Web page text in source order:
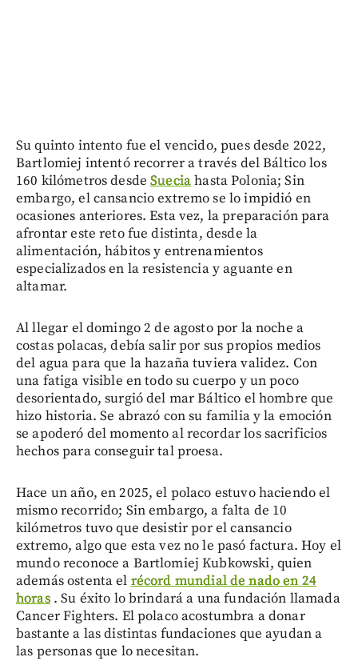
Su quinto intento fue el vencido, pues desde 2022,
Bartlomiej intentó recorrer a través del Báltico los
160 kilómetros desdeSueciahasta Polonia; Sin
embargo, el cansancio extremo se lo impidió en
ocasiones anteriores. Esta vez, la preparación para
afrontar este reto fue distinta, desde la
alimentación, hábitos y entrenamientos
especializados en la resistencia y aguante en
altamar.
Al llegar el domingo 2 de agosto por la noche a
costas polacas, debía salir por sus propios medios
del agua para que la hazaña tuviera validez. Con
una fatiga visible en todo su cuerpo y un poco
desorientado, surgió del mar Báltico el hombre que
hizo historia. Se abrazó con su familia y la emoción
se apoderó del momento al recordar los sacrificios
hechos para conseguir tal proesa.
Hace un año, en 2025, el polaco estuvo haciendo el
mismo recorrido; Sin embargo, a falta de 10
kilómetros tuvo que desistir por el cansancio
extremo, algo que esta vez no le pasó factura. Hoy el
mundo reconoce a Bartlomiej Kubkowski, quien
además ostenta el récord mundial de nado en 24
horas. Su éxito lo brindará a una fundación llamada
Cancer Fighters. El polaco acostumbra a donar
bastante a las distintas fundaciones que ayudan a
las personas que lo necesitan.